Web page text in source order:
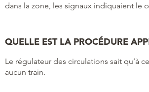
dans la zone, les signaux indiquaient le
QUELLE EST LA PROCÉDURE
Le régulateur des circulations sait qu’à
aucun train.